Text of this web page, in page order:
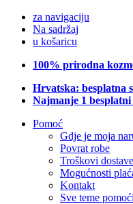
za navigaciju
Na sadržaj
u košaricu
100% prirodna
Hrvatska: besplatna
Najmanje 1 besplatni
Pomoć
Gdje je moja
Povrat robe
Troškovi dostave
Mogućnosti
Kontakt
Sve teme pomoći